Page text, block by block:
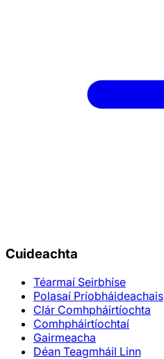
Cuideachta
Téarmaí Seirbhíse
Polasaí Príobháideachais
Clár Comhpháirtíochta
Comhpháirtíochtaí
Gairmeacha
Déan Teagmháil Linn